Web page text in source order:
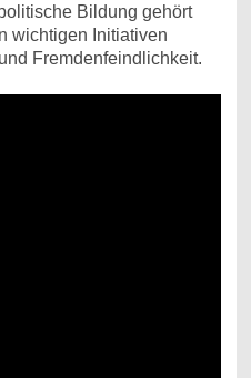
Bildung gehört
wichtigen Initiativen
Fremdenfeindlichkeit.